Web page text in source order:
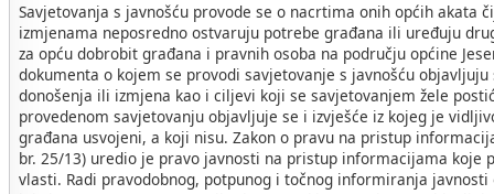
Savjetovanja s javnošću provode se o nacrtima onih općih akata
izmjenama neposredno ostvaruju potrebe građana ili uređuju
za opću dobrobit građana i pravnih osoba na području općine
dokumenta o kojem se provodi savjetovanje s javnošću objavljuju
donošenja ili izmjena kao i ciljevi koji se savjetovanjem žele
provedenom savjetovanju objavljuje se i izvješće iz kojeg je
građana usvojeni, a koji nisu. Zakon o pravu na pristup
br. 25/13) uredio je pravo javnosti na pristup informacijama koje
vlasti. Radi pravodobnog, potpunog i točnog informiranja